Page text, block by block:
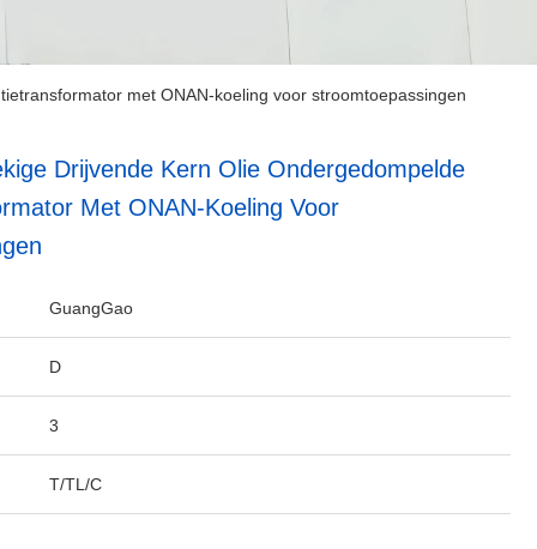
met ONAN-koeling voor stroomtoepassingen
Drijvende Kern Olie Ondergedompelde
Met ONAN-Koeling Voor
GuangGao
D
3
T/TL/C